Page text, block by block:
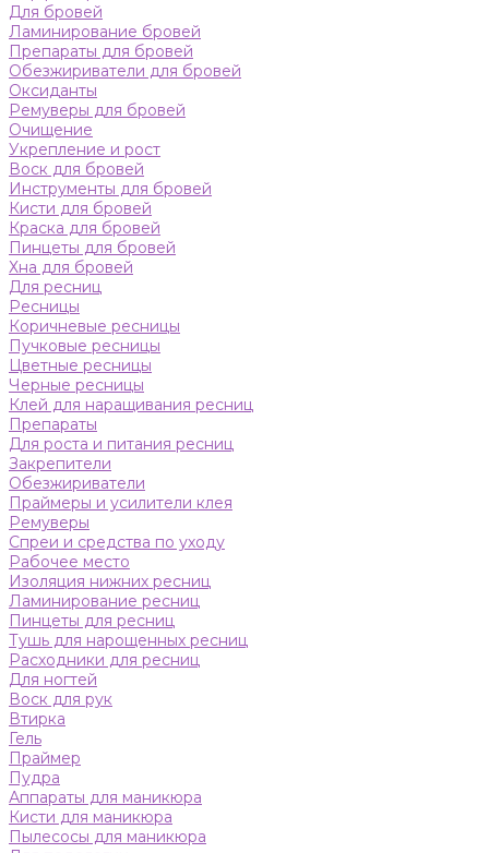
Для бровей
Ламинирование бровей
Препараты для бровей
Обезжириватели для бровей
Оксиданты
Ремуверы для бровей
Очищение
Укрепление и рост
Воск для бровей
Инструменты для бровей
Кисти для бровей
Краска для бровей
Пинцеты для бровей
Хна для бровей
Для ресниц
Ресницы
Коричневые ресницы
Пучковые ресницы
Цветные ресницы
Черные ресницы
Клей для наращивания ресниц
Препараты
Для роста и питания ресниц
Закрепители
Обезжириватели
Праймеры и усилители клея
Ремуверы
Спреи и средства по уходу
Рабочее место
Изоляция нижних ресниц
Ламинирование ресниц
Пинцеты для ресниц
Тушь для нарощенных ресниц
Расходники для ресниц
Для ногтей
Воск для рук
Втирка
Гель
Праймер
Пудра
Аппараты для маникюра
Кисти для маникюра
Пылесосы для маникюра